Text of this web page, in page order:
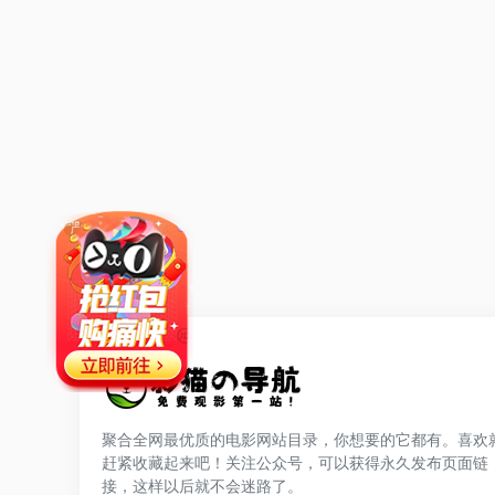
聚合全网最优质的电影网站目录，你想要的它都有。喜欢
赶紧收藏起来吧！关注公众号，可以获得永久发布页面链
接，这样以后就不会迷路了。